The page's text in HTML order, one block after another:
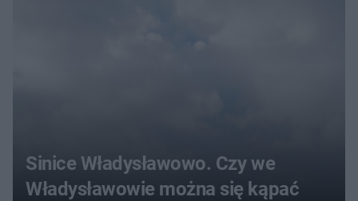
Sinice Władysławowo. Czy we
Władysławowie można się kąpać